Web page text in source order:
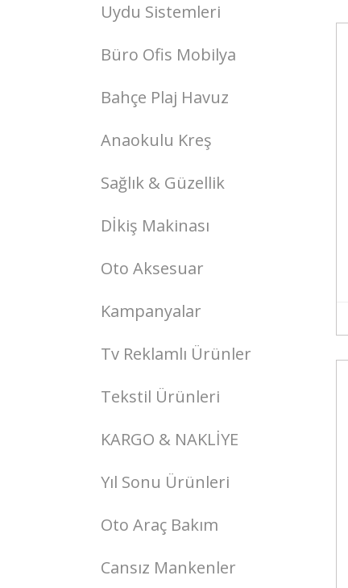
Uydu Sistemleri
Büro Ofis Mobilya
Bahçe Plaj Havuz
Anaokulu Kreş
Sağlık & Güzellik
Dİkiş Makinası
Oto Aksesuar
Kampanyalar
Tv Reklamlı Ürünler
Tekstil Ürünleri
KARGO & NAKLİYE
Yıl Sonu Ürünleri
Oto Araç Bakım
Cansız Mankenler